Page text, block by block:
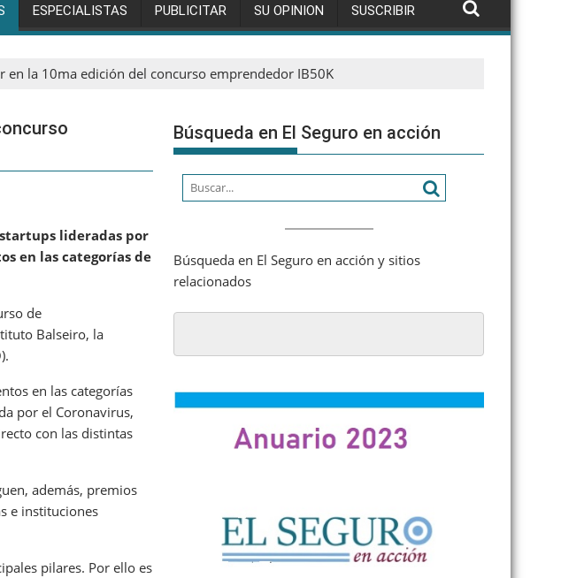
ESPECIALISTAS PUBLICITAR SU OPINION SUSCRIBIR
en la 10ma edición del concurso emprendedor IB50K
lideradas por
en las categorías de
de
Balseiro, la
en las categorías
por el Coronavirus,
con las distintas
además, premios
e instituciones
pilares. Por ello es
Búsqueda en El Seguro en acción
Búsqueda en El Seguro en acción y sitios
relacionados